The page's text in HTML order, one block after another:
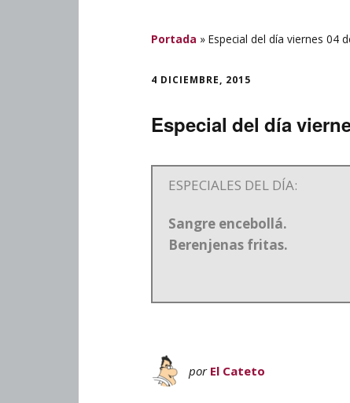
Portada » Especial del día viernes 04
4 DICIEMBRE, 2015
Especial del día
ESPECIALES DEL DÍA:
Sangre encebollá.
Berenjenas fritas.
por El Cateto